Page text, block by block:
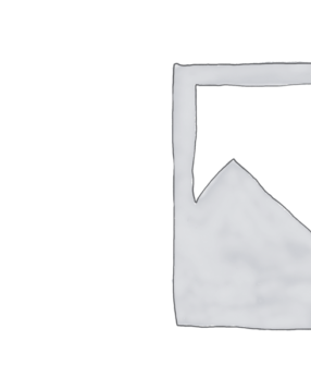
для Мотоблоков и Культиваторов